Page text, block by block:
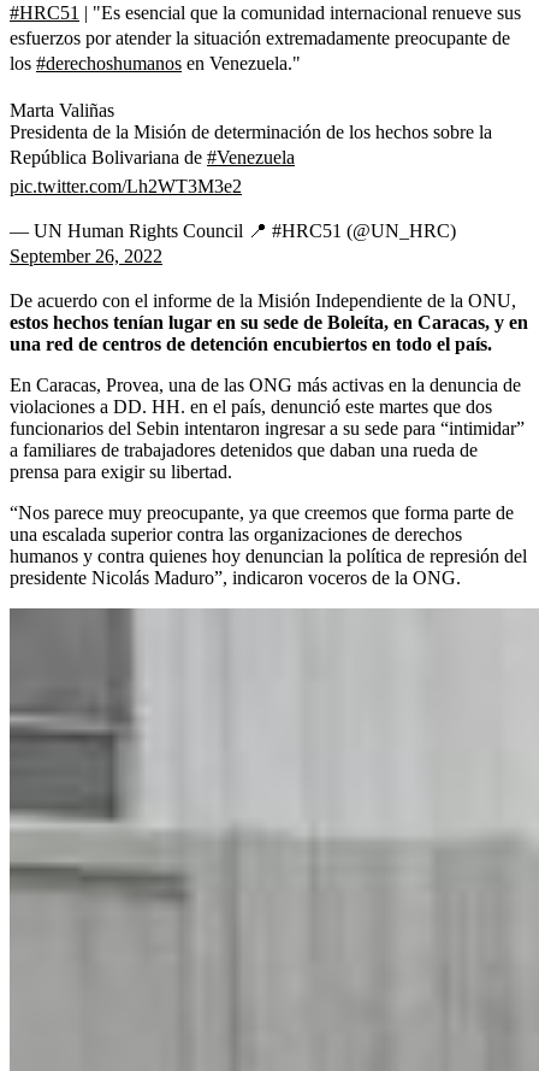
#HRC51 | "Es esencial que la comunidad internacional renueve sus
esfuerzos por atender la situación extremadamente preocupante de
los #derechoshumanos en Venezuela."
Marta Valiñas
Presidenta de la Misión de determinación de los hechos sobre la
República Bolivariana de #Venezuela
pic.twitter.com/Lh2WT3M3e2
— UN Human Rights Council 📍 #HRC51 (@UN_HRC)
September 26, 2022
De acuerdo con el informe de la Misión Independiente de la ONU,
estos hechos tenían lugar en su sede de Boleíta, en Caracas, y en
una red de centros de detención encubiertos en todo el país.
En Caracas, Provea, una de las ONG más activas en la denuncia de
violaciones a DD. HH. en el país, denunció este martes que dos
funcionarios del Sebin intentaron ingresar a su sede para “intimidar”
a familiares de trabajadores detenidos que daban una rueda de
prensa para exigir su libertad.
“Nos parece muy preocupante, ya que creemos que forma parte de
una escalada superior contra las organizaciones de derechos
humanos y contra quienes hoy denuncian la política de represión del
presidente Nicolás Maduro”, indicaron voceros de la ONG.